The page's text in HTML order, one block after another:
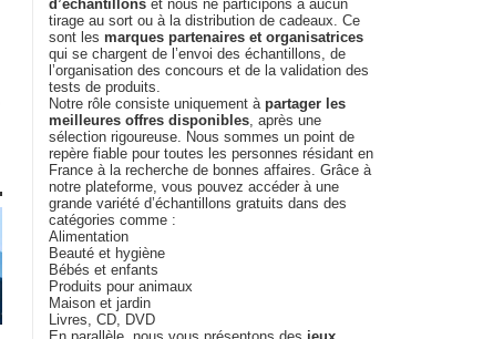
d’échantillons et nous ne participons à aucun
tirage au sort ou à la distribution de cadeaux. Ce
sont les marques partenaires et organisatrices
qui se chargent de l’envoi des échantillons, de
l’organisation des concours et de la validation des
tests de produits.
Notre rôle consiste uniquement à partager les
meilleures offres disponibles, après une
sélection rigoureuse. Nous sommes un point de
repère fiable pour toutes les personnes résidant en
France à la recherche de bonnes affaires. Grâce à
notre plateforme, vous pouvez accéder à une
grande variété d’échantillons gratuits dans des
catégories comme :
Alimentation
Beauté et hygiène
Bébés et enfants
Produits pour animaux
Maison et jardin
Livres, CD, DVD